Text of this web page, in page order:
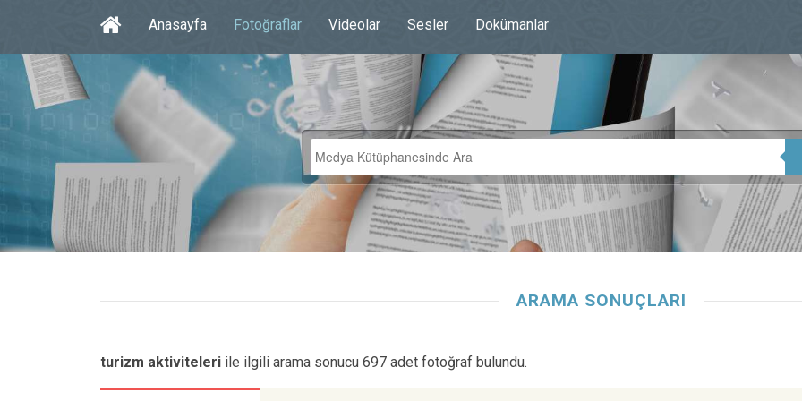
Anasayfa Fotoğraflar Videolar Sesler Dokümanlar
ARAMA SONUÇLARI
turizm aktiviteleri ile ilgili arama sonucu 697 adet fotoğraf bulundu.